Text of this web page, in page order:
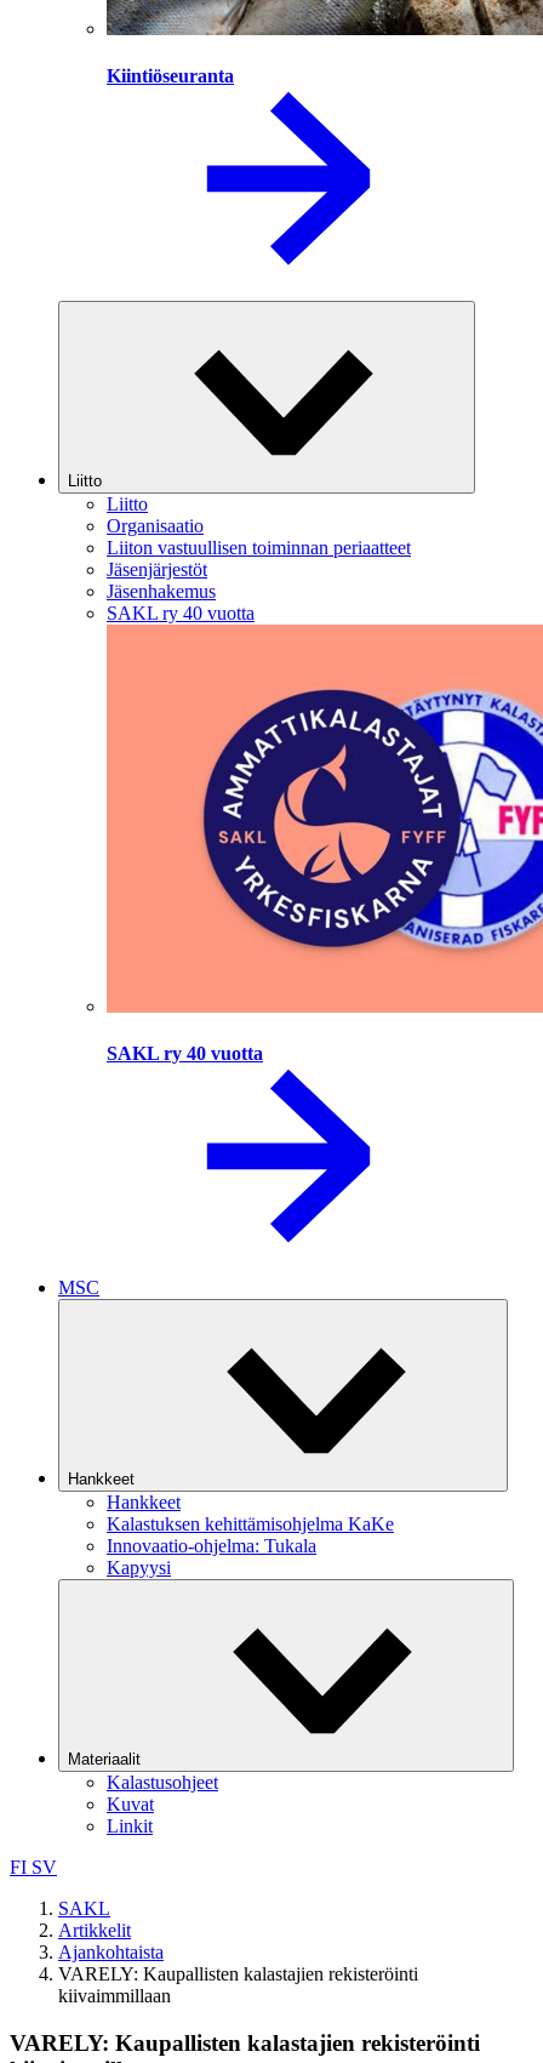
Kiintiöseuranta
Liitto
Liitto
Organisaatio
Liiton vastuullisen toiminnan periaatteet
Jäsenjärjestöt
Jäsenhakemus
SAKL ry 40 vuotta
SAKL ry 40 vuotta
MSC
Hankkeet
Hankkeet
Kalastuksen kehittämisohjelma KaKe
Innovaatio-ohjelma: Tukala
Kapyysi
Materiaalit
Kalastusohjeet
Kuvat
Linkit
FI SV
SAKL
Artikkelit
Ajankohtaista
VARELY: Kaupallisten kalastajien rekisteröinti
kiivaimmillaan
VARELY: Kaupallisten kalastajien rekisteröinti